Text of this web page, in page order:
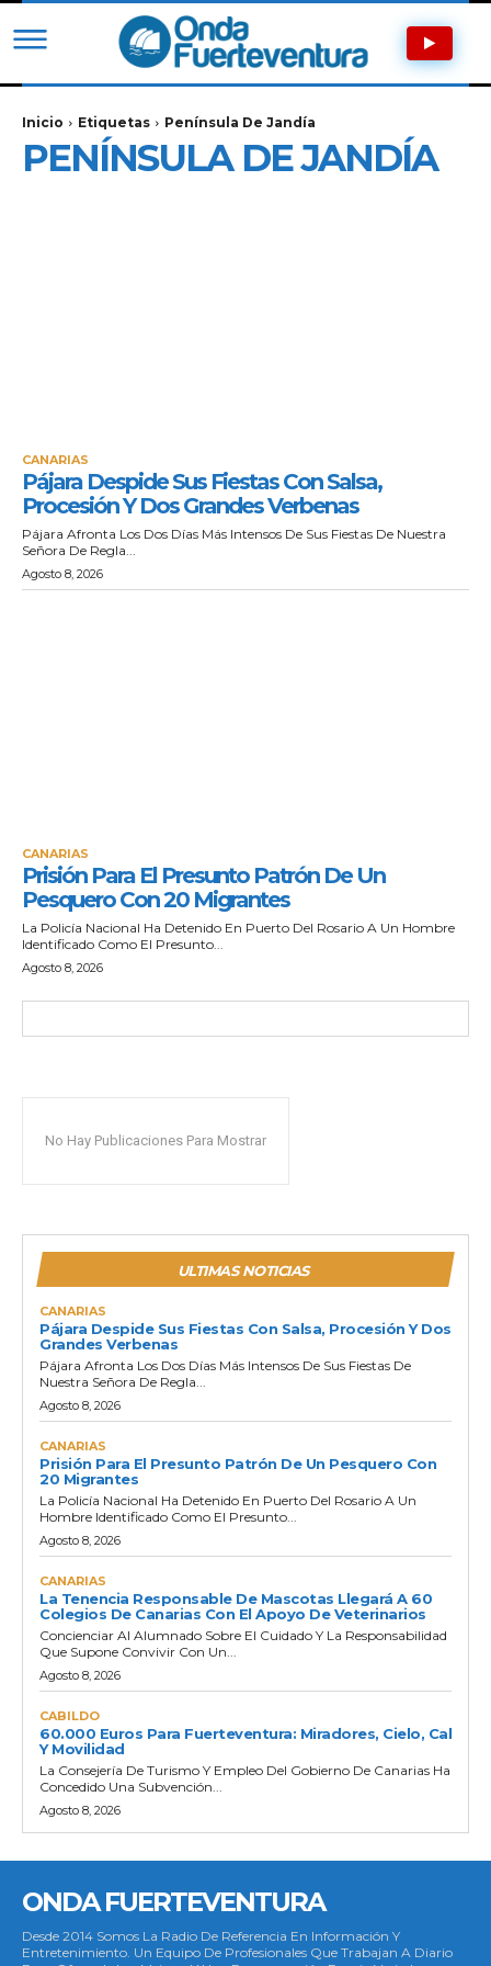
Inicio Etiquetas Península De Jandía
PENÍNSULA DE JANDÍA
CANARIAS
Pájara Despide Sus Fiestas Con Salsa,
Procesión Y Dos Grandes Verbenas
Pájara Afronta Los Dos Días Más Intensos De Sus Fiestas De Nuestra
Señora De Regla...
Agosto 8, 2026
CANARIAS
Prisión Para El Presunto Patrón De Un
Pesquero Con 20 Migrantes
La Policía Nacional Ha Detenido En Puerto Del Rosario A Un Hombre
Identificado Como El Presunto...
Agosto 8, 2026
No Hay Publicaciones Para Mostrar
ULTIMAS NOTICIAS
CANARIAS
Pájara Despide Sus Fiestas Con Salsa, Procesión Y Dos
Grandes Verbenas
Pájara Afronta Los Dos Días Más Intensos De Sus Fiestas De
Nuestra Señora De Regla...
Agosto 8, 2026
CANARIAS
Prisión Para El Presunto Patrón De Un Pesquero Con
20 Migrantes
La Policía Nacional Ha Detenido En Puerto Del Rosario A Un
Hombre Identificado Como El Presunto...
Agosto 8, 2026
CANARIAS
La Tenencia Responsable De Mascotas Llegará A 60
Colegios De Canarias Con El Apoyo De Veterinarios
Concienciar Al Alumnado Sobre El Cuidado Y La Responsabilidad
Que Supone Convivir Con Un...
Agosto 8, 2026
CABILDO
60.000 Euros Para Fuerteventura: Miradores, Cielo, Cal
Y Movilidad
La Consejería De Turismo Y Empleo Del Gobierno De Canarias Ha
Concedido Una Subvención...
Agosto 8, 2026
ONDA FUERTEVENTURA
Desde 2014 Somos La Radio De Referencia En Información Y
Entretenimiento. Un Equipo De Profesionales Que Trabajan A Diario